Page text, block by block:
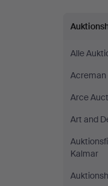
Alle
Acreman
Arce
Art and
Kalmar